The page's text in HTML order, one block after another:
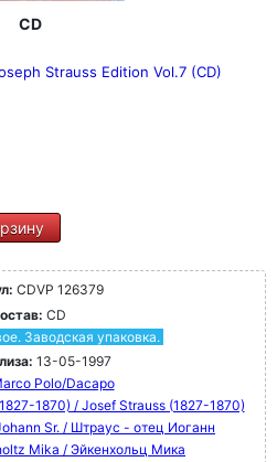
CD
Strauss Edition Vol.7 (CD)
CDVP 126379
CD
Заводская упаковка.
13-05-1997
Polo/Dacapo
1870) / Josef Strauss (1827-1870)
Sr. / Штраус - отец Иоганн
Mika / Эйкенхольц Мика